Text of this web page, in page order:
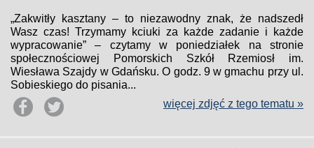
„Zakwitły kasztany – to niezawodny znak, że nadszedł
Wasz czas! Trzymamy kciuki za każde zadanie i każde
wypracowanie” – czytamy w poniedziałek na stronie
społecznościowej Pomorskich Szkół Rzemiosł im.
Wiesława Szajdy w Gdańsku. O godz. 9 w gmachu przy ul.
Sobieskiego do pisania...
więcej zdjęć z tego tematu »